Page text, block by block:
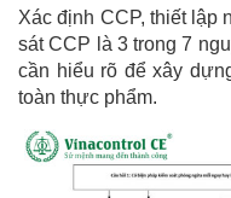
Xác định CCP, thiết lập
sát CCP là 3 trong 7
cần hiểu rõ để xây
toàn thực phẩm.